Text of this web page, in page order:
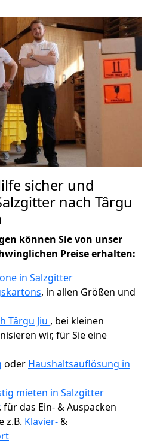
sicher und
nach Târgu
können Sie von unser
Preise erhalten:
in Salzgitter
, in allen Größen und
Târgu Jiu , bei kleinen
wir, für Sie eine
oder Haushaltsauflösung in
mieten in Salzgitter
für das Ein- & Auspacken
z.B. Klavier-&